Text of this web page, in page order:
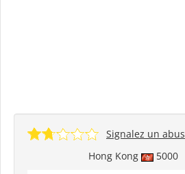
Hong Kong 5000
Signalez un abus